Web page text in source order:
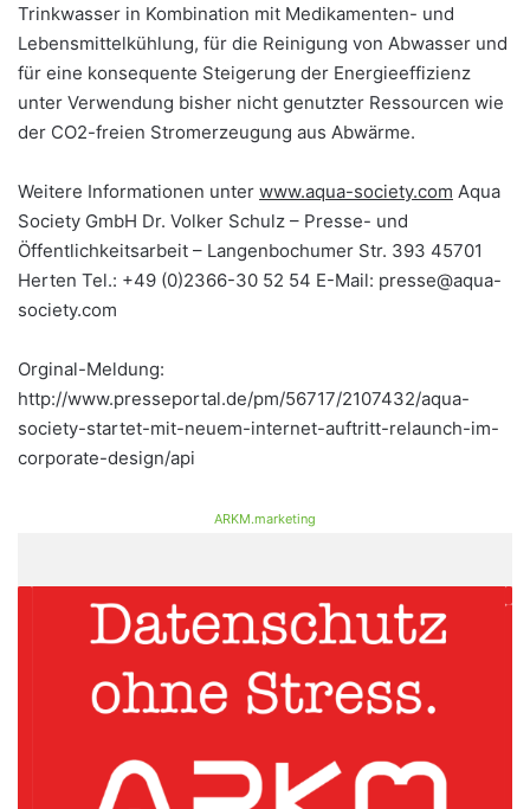
Trinkwasser in Kombination mit Medikamenten- und
Lebensmittelkühlung, für die Reinigung von Abwasser und
für eine konsequente Steigerung der Energieeffizienz
unter Verwendung bisher nicht genutzter Ressourcen wie
der CO2-freien Stromerzeugung aus Abwärme.
Weitere Informationen unter www.aqua-society.com Aqua
Society GmbH Dr. Volker Schulz – Presse- und
Öffentlichkeitsarbeit – Langenbochumer Str. 393 45701
Herten Tel.: +49 (0)2366-30 52 54 E-Mail: presse@aqua-
society.com
Orginal-Meldung:
http://www.presseportal.de/pm/56717/2107432/aqua-
society-startet-mit-neuem-internet-auftritt-relaunch-im-
corporate-design/api
ARKM.marketing